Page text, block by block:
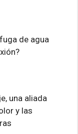
de agua
una aliada
y las